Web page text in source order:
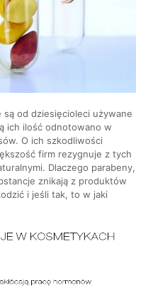
od dziesięcioleci używane
ich ilość odnotowano w
O ich szkodliwości
firm rezygnuje z tych
Dlaczego parabeny,
znikają z produktów
i jeśli tak, to w jaki